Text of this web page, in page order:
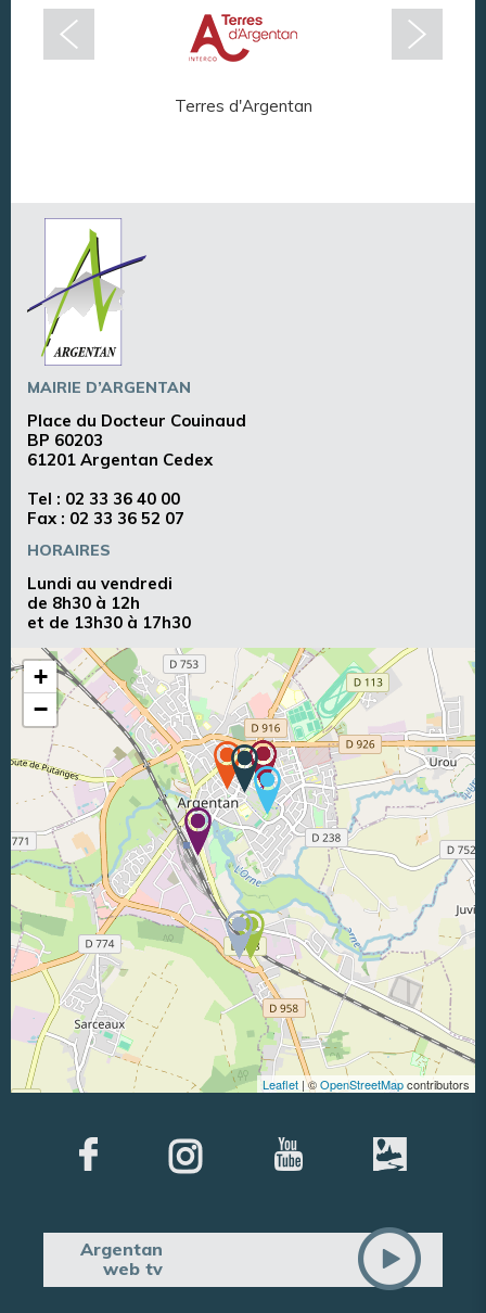
Terres d'Argentan
MAIRIE D’ARGENTAN
Place du Docteur Couinaud
BP 60203
61201 Argentan Cedex
Tel : 02 33 36 40 00
Fax : 02 33 36 52 07
HORAIRES
Lundi au vendredi
de 8h30 à 12h
et de 13h30 à 17h30
+
−
Leaflet | ©OpenStreetMapcontributors
Argentan
web tv